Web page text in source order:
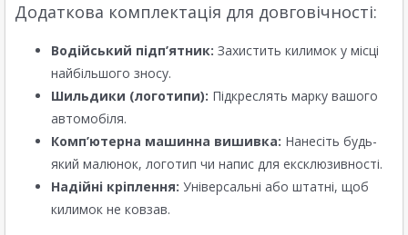
Додаткова комплектація для довговічності:
Водійський підп’ятник: Захистить килимок у місці
найбільшого зносу.
Шильдики (логотипи): Підкреслять марку вашого
автомобіля.
Комп’ютерна машинна вишивка: Нанесіть будь-
який малюнок, логотип чи напис для ексклюзивності.
Надійні кріплення: Універсальні або штатні, щоб
килимок не ковзав.